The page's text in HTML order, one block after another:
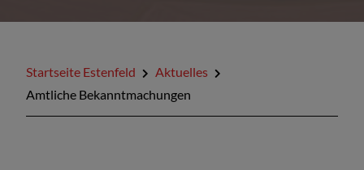
Startseite Estenfeld
Aktuelles
Amtliche Bekanntmachungen